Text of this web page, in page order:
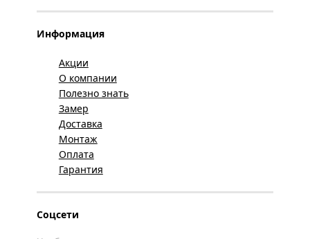
Информация
Акции
О компании
Полезно знать
Замер
Доставка
Монтаж
Оплата
Гарантия
Соцсети